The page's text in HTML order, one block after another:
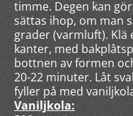
timme. Degen kan
sättas ihop, om man
grader (varmluft).
kanter, med
bottnen av formen
20-22 minuter. Låt
fyller på med
Vaniljkola: